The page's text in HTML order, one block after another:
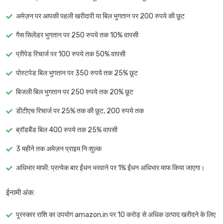
अमेज़न पर आपकी पहली खरीदारी या बिल भुगतान पर 200 रुपये की छूट
गैस सिलेंडर भुगतान पर 250 रुपये तक 10% वापसी
प्रीपेड रिचार्ज पर 100 रुपये तक 50% वापसी
पोस्टपेड बिल भुगतान पर 350 रुपये तक 25% छूट
बिजली बिल भुगतान पर 250 रुपये तक 20% छूट
डीटीएच रिचार्ज पर 25% तक की छूट, 200 रुपये तक
ब्रॉडबैंड बिल 400 रुपये तक 25% वापसी
3 महीने तक अमेज़न प्राइम निःशुल्क
अधिभार माफी: प्रत्येक बार ईंधन भरवाने पर 1% ईंधन अधिभार माफ किया जाएगा।
ईनामी अंक:
पुरस्कार राशि का उपयोग amazon.in पर 10 करोड़ से अधिक उत्पाद खरीदने के लिए